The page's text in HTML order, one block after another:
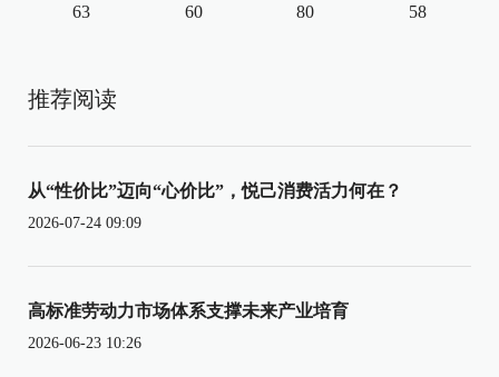
63 60 80 58
推荐阅读
从“性价比”迈向“心价比”，悦己消费活力何在？
2026-07-24 09:09
高标准劳动力市场体系支撑未来产业培育
2026-06-23 10:26